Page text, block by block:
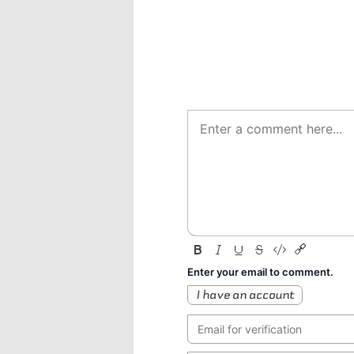
Enter your email to comment.
I have an account